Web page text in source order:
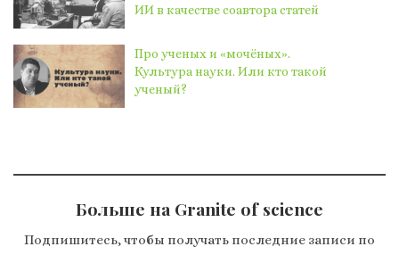
ИИ в качестве соавтора статей
Про ученых и «мочёных».
Культура науки. Или кто такой
ученый?
Больше на Granite of science
Подпишитесь, чтобы получать последние записи по